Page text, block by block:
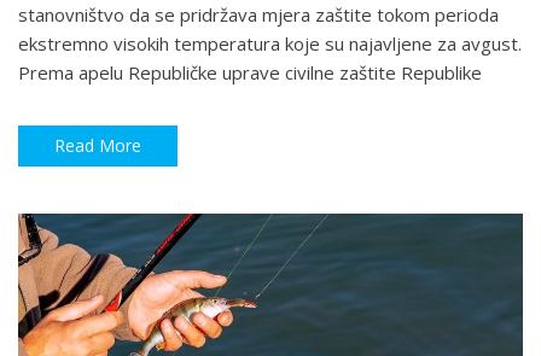
stanovništvo da se pridržava mjera zaštite tokom perioda
ekstremno visokih temperatura koje su najavljene za avgust.
Prema apelu Republičke uprave civilne zaštite Republike
Read More